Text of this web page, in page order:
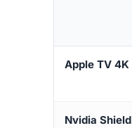
Apple TV 4K
Nvidia Shield